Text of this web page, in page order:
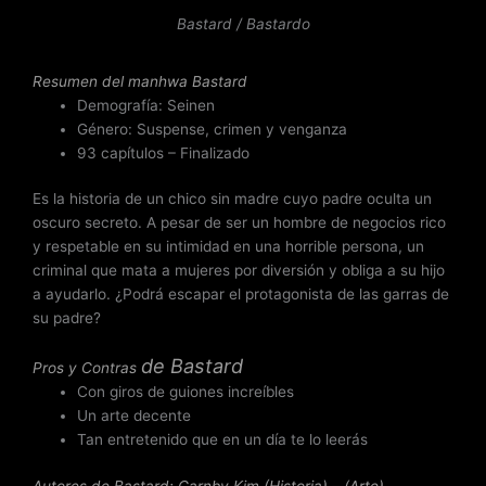
n
e
Bastard / Bastardo
Resumen del manhwa Bastard
Demografía: Seinen
Género: Suspense, crimen y venganza
93 capítulos – Finalizado
Es la historia de un chico sin madre cuyo padre oculta un
oscuro secreto. A pesar de ser un hombre de negocios rico
y respetable en su intimidad en una horrible persona, un
criminal que mata a mujeres por diversión y obliga a su hijo
a ayudarlo. ¿Podrá escapar el protagonista de las garras de
su padre?
Pros y Contras de Bastard
Con giros de guiones increíbles
Un arte decente
Tan entretenido que en un día te lo leerás